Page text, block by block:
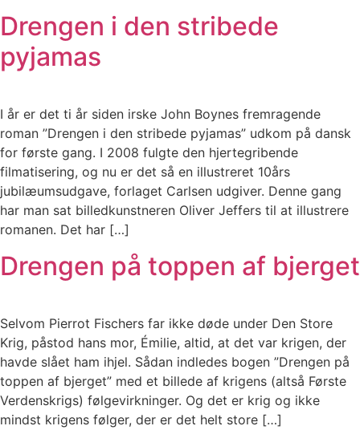
Drengen i den stribede
pyjamas
I år er det ti år siden irske John Boynes fremragende
roman ”Drengen i den stribede pyjamas” udkom på dansk
for første gang. I 2008 fulgte den hjertegribende
filmatisering, og nu er det så en illustreret 10års
jubilæumsudgave, forlaget Carlsen udgiver. Denne gang
har man sat billedkunstneren Oliver Jeffers til at illustrere
romanen. Det har […]
Drengen på toppen af bjerget
Selvom Pierrot Fischers far ikke døde under Den Store
Krig, påstod hans mor, Émilie, altid, at det var krigen, der
havde slået ham ihjel. Sådan indledes bogen ”Drengen på
toppen af bjerget” med et billede af krigens (altså Første
Verdenskrigs) følgevirkninger. Og det er krig og ikke
mindst krigens følger, der er det helt store […]